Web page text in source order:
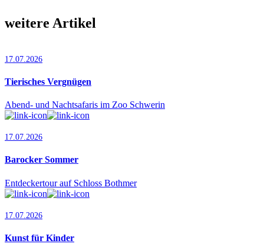
weitere Artikel
17.07.2026
Tierisches Vergnügen
Abend- und Nachtsafaris im Zoo Schwerin
17.07.2026
Barocker Sommer
Entdeckertour auf Schloss Bothmer
17.07.2026
Kunst für Kinder